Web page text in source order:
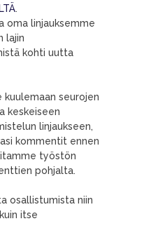
.
oma linjauksemme
lajin
kohti uutta
kuulemaan seurojen
keskeiseen
linjaukseen,
kommentit ennen
työstön
pohjalta.
osallistumista niin
itse